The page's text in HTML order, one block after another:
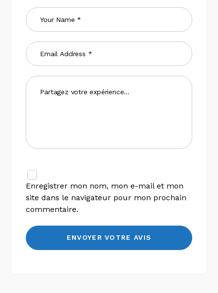
Enregistrer mon nom, mon e-mail et mon
site dans le navigateur pour mon prochain
commentaire.